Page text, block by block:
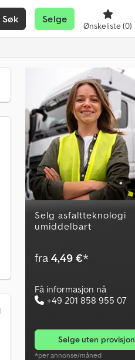
Søk Selge
Ønskeliste(0)
Selg asfaltteknologi
umiddelbart
fra4,49 €*
Få informasjon nå
+49 201 858 955 07
selge uten provisjon
*per annonse/måned